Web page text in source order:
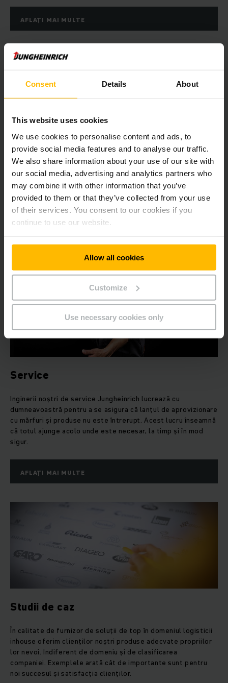
Consent Details About
This website uses cookies
We use cookies to personalise content and ads, to
provide social media features and to analyse our traffic.
We also share information about your use of our site with
our social media, advertising and analytics partners who
may combine it with other information that you’ve
provided to them or that they’ve collected from your use
of their services. You consent to our cookies if you
continue to use our website.
Allow all cookies
Customize
Use necessary cookies only
AFLAȚI MAI MULTE
Automatizări și sisteme depozitare
În calitate de partener expert în automatizare, planificăm și
proiectăm un sistem logistic adaptat nevoilor
dumneavoastră, permițându-vă astfel să creșteți automat
eficiența economică a depozitului dumneavoastră.
Service
Inginerii noștri de service Jungheinrich lucrează cu
dumneavoastră pentru a se asigura că lanțul de aprovizionare
cu mărfuri și produse nu este întrerupt. Acest lucru înseamnă
că totul ajunge acolo unde este necesar, la timp și în mod
sigur.
AFLAȚI MAI MULTE
Studii de caz
În calitate de furnizor de soluții de top în domeniul logisticii
inhouse oferim clienților noștri produse adecvate propriilor
lor nevoi. Indiferent de domeniu și de clasificarea
companiei. Exemplele arată cât de importante sunt pentru
noi succesul și satisfacția clienților.